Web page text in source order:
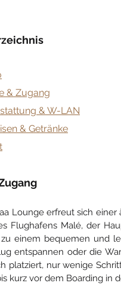
& Zugang
& W-LAN
& Getränke
Lounge erfreut sich
Flughafens Malé, der
einem bequemen und
entspannen oder die
platziert, nur wenige
kurz vor dem Boarding in